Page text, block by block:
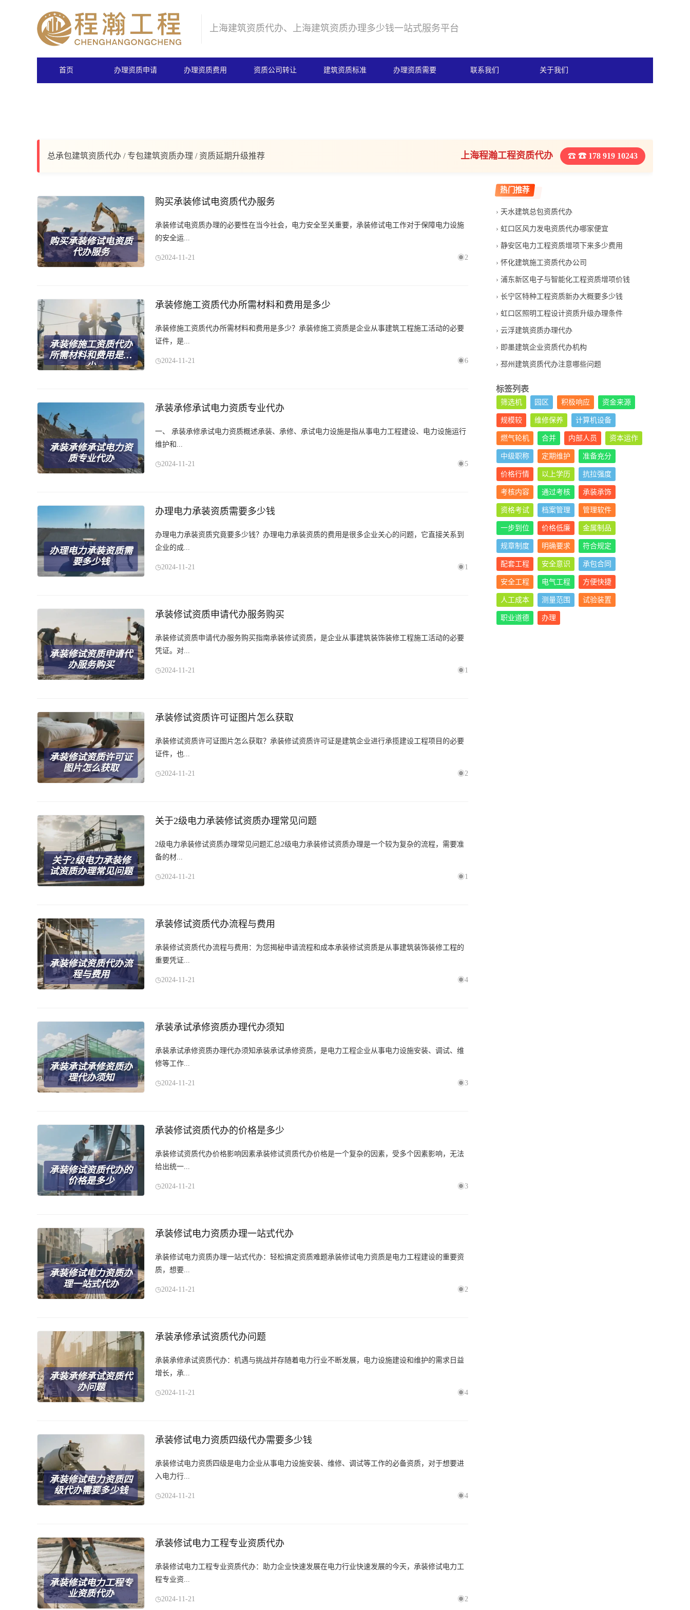
上海建筑资质代办、上海建筑资质办理多少钱一站式服务平台
首页 办理资质申请 办理资质费用 资质公司转让 建筑资质标准 办理资质需要 联系我们 关于我们
总承包建筑资质代办 / 专包建筑资质办理 / 资质延期升级推荐 上海程瀚工程资质代办 ☎ 178 919 10243
购买承装修试电资质
代办服务
购买承装修试电资质代办服务
承装修试电资质办理的必要性在当今社会，电力安全至关重要，承装修试电工作对于保障电力设施
的安全运...
2024-11-21 2
承装修施工资质代办
所需材料和费用是多
少
承装修施工资质代办所需材料和费用是多少
承装修施工资质代办所需材料和费用是多少？承装修施工资质是企业从事建筑工程施工活动的必要
证件，是...
2024-11-21 6
承装承修承试电力资
质专业代办
承装承修承试电力资质专业代办
一、 承装承修承试电力资质概述承装、承修、承试电力设施是指从事电力工程建设、电力设施运行
维护和...
2024-11-21 5
办理电力承装资质需
要多少钱
办理电力承装资质需要多少钱
办理电力承装资质究竟要多少钱？办理电力承装资质的费用是很多企业关心的问题，它直接关系到
企业的成...
2024-11-21 1
承装修试资质申请代
办服务购买
承装修试资质申请代办服务购买
承装修试资质申请代办服务购买指南承装修试资质，是企业从事建筑装饰装修工程施工活动的必要
凭证。对...
2024-11-21 1
承装修试资质许可证
图片怎么获取
承装修试资质许可证图片怎么获取
承装修试资质许可证图片怎么获取？承装修试资质许可证是建筑企业进行承揽建设工程项目的必要
证件，也...
2024-11-21 2
关于2级电力承装修
试资质办理常见问题
关于2级电力承装修试资质办理常见问题
2级电力承装修试资质办理常见问题汇总2级电力承装修试资质办理是一个较为复杂的流程，需要准
备的材...
2024-11-21 1
承装修试资质代办流
程与费用
承装修试资质代办流程与费用
承装修试资质代办流程与费用：为您揭秘申请流程和成本承装修试资质是从事建筑装饰装修工程的
重要凭证...
2024-11-21 4
承装承试承修资质办
理代办须知
承装承试承修资质办理代办须知
承装承试承修资质办理代办须知承装承试承修资质，是电力工程企业从事电力设施安装、调试、维
修等工作...
2024-11-21 3
承装修试资质代办的
价格是多少
承装修试资质代办的价格是多少
承装修试资质代办价格影响因素承装修试资质代办价格是一个复杂的因素，受多个因素影响，无法
给出统一...
2024-11-21 3
承装修试电力资质办
理一站式代办
承装修试电力资质办理一站式代办
承装修试电力资质办理一站式代办：轻松搞定资质难题承装修试电力资质是电力工程建设的重要资
质，想要...
2024-11-21 2
承装承修承试资质代
办问题
承装承修承试资质代办问题
承装承修承试资质代办：机遇与挑战并存随着电力行业不断发展，电力设施建设和维护的需求日益
增长，承...
2024-11-21 4
承装修试电力资质四
级代办需要多少钱
承装修试电力资质四级代办需要多少钱
承装修试电力资质四级是电力企业从事电力设施安装、维修、调试等工作的必备资质，对于想要进
入电力行...
2024-11-21 4
承装修试电力工程专
业资质代办
承装修试电力工程专业资质代办
承装修试电力工程专业资质代办：助力企业快速发展在电力行业快速发展的今天，承装修试电力工
程专业资...
2024-11-21 2
热门推荐
天水建筑总包资质代办
虹口区风力发电资质代办哪家便宜
静安区电力工程资质增项下来多少费用
怀化建筑施工资质代办公司
浦东新区电子与智能化工程资质增项价钱
长宁区特种工程资质新办大概要多少钱
虹口区照明工程设计资质升级办理条件
云浮建筑资质办理代办
即墨建筑企业资质代办机构
邳州建筑资质代办注意哪些问题
标签列表
筛选机 园区 积极响应 资金来源
规模较 维修保养 计算机设备
燃气轮机 合并 内部人员 资本运作
中级职称 定期维护 准备充分
价格行情 以上学历 抗拉强度
考核内容 通过考核 承装承饰
资格考试 档案管理 管理软件
一步到位 价格低廉 金属制品
规章制度 明确要求 符合规定
配套工程 安全意识 承包合同
安全工程 电气工程 方便快捷
人工成本 测量范围 试验装置
职业道德 办理